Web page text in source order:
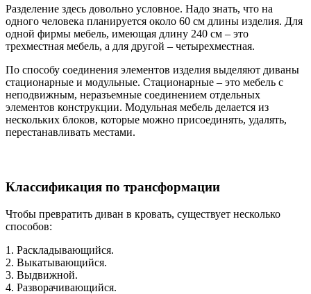
Разделение здесь довольно условное. Надо знать, что на
одного человека планируется около 60 см длины изделия. Для
одной фирмы мебель, имеющая длину 240 см – это
трехместная мебель, а для другой – четырехместная.
По способу соединения элементов изделия выделяют диваны
стационарные и модульные. Стационарные – это мебель с
неподвижным, неразъемные соединением отдельных
элементов конструкции. Модульная мебель делается из
нескольких блоков, которые можно присоединять, удалять,
перестанавливать местами.
Классификация по трансформации
Чтобы превратить диван в кровать, существует несколько
способов:
1. Раскладывающийся.
2. Выкатывающийся.
3. Выдвижной.
4. Разворачивающийся.